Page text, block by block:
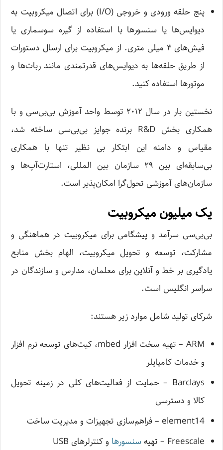
پنج حلقه ورودی و خروجی (I/O) برای اتصال میکروبیت به
دیوایس‌ها یا سنسورها با استفاده از گیره سوسماری یا
فیش‌های ۴ میلی متری. از میکروبیت برای ارسال دستورات
از طریق حلقه‌ها به دیوایس‌های قدرتمندی مانند ربات‌ها و
موتورها استفاده کنید.
نخستین بار در سال ۲۰۱۲ توسط واحد آموزش بی‌بی‌سی و با
همکاری بخش R&D برنده جوایز بی‌بی‌سی ساخته شد،
مقیاس و دامنه این ابتکار بی نظیر تنها با همکاری
بی‌سابقه‌ای بین ۲۹ سازمان بین المللی، استارت‌آپ‌ها و
سازمان‌های آموزشی تحول‌گرا امکان‌پذیر است.
یک میلیون میکروبیت
بی‌بی‌سی سرآمد و پیشگامی برای میکروبیت در هماهنگی و
مشارکت، توسعه و تحویل میکروبیت، الهام بخش منابع
یادگیری بر خط و آنلاین برای معلمان، مدارس و سازندگان در
سراسر انگلیس است.
شرکای تولید شامل موارد زیر هستند:
ARM – تهیه سخت افزار mbed، کیت‌های توسعه نرم افزار
و خدمات کامپایلر
Barclays – حمایت از فعالیت‌های کلی در زمینه تحویل
کالا و دسترسی
element14 – فراهم‌سازی تجهیزات و مدیریت ساخت
Freescale – تهیه
سنسورها و کنترلرهای USB